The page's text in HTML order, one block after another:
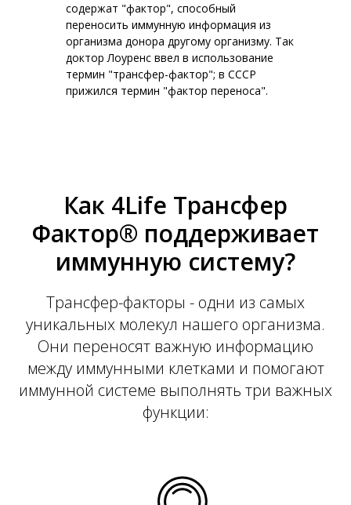
содержат "фактор", способный
переносить иммунную информация из
организма донора другому организму. Так
доктор Лоуренс ввел в использование
термин "трансфер-фактор"; в СССР
прижился термин "фактор переноса".
Как 4Life Трансфер
Фактор® поддерживает
иммунную систему?
Трансфер-факторы - одни из самых
уникальных молекул нашего организма.
Они переносят важную информацию
между иммунными клетками и помогают
иммунной системе выполнять три важных
функции: